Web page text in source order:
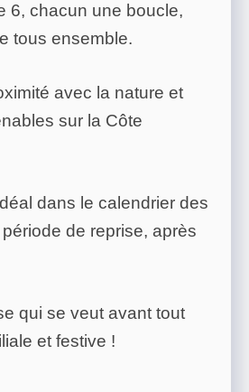
6, chacun une boucle,
tous ensemble.
avec la nature et
sur la Côte
dans le calendrier des
de reprise, après
qui se veut avant tout
et festive !